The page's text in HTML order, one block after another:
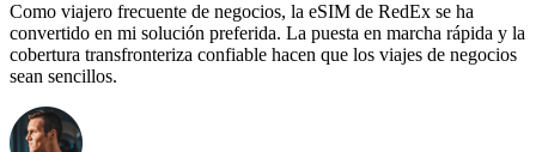
Como viajero frecuente de negocios, la eSIM de RedEx se ha
convertido en mi solución preferida. La puesta en marcha rápida y la
cobertura transfronteriza confiable hacen que los viajes de negocios
sean sencillos.